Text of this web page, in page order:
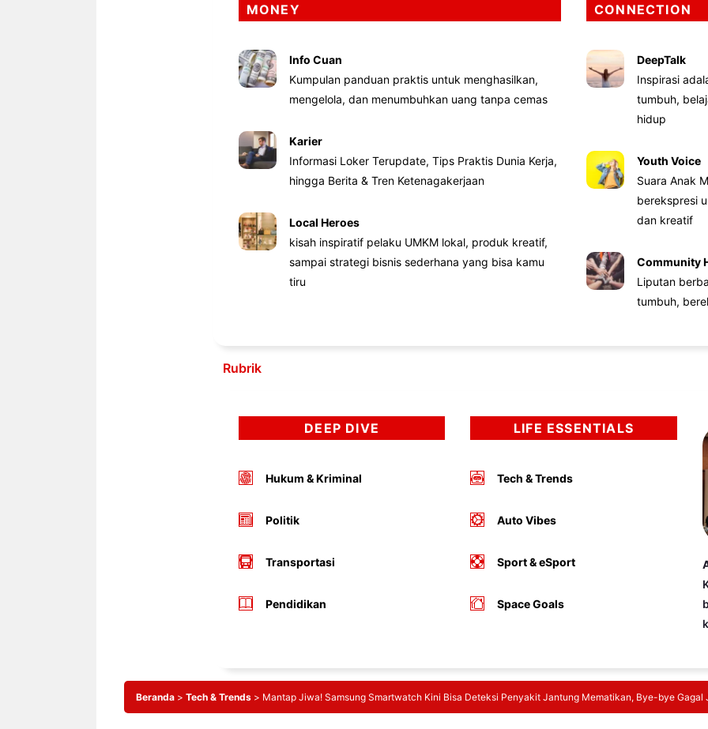
MONEY
Info Cuan
Kumpulan panduan praktis untuk menghasilkan,
mengelola, dan menumbuhkan uang tanpa cemas
Karier
Informasi Loker Terupdate, Tips Praktis Dunia Kerja,
hingga Berita & Tren Ketenagakerjaan
Local Heroes
kisah inspiratif pelaku UMKM lokal, produk kreatif,
sampai strategi bisnis sederhana yang bisa kamu
tiru
CONNECTION
DeepTalk
Inspirasi
tumbuh,
hidup
Youth Voice
Suara Anak
berekspresi
dan kreatif
Community
Liputan
tumbuh,
Rubrik
DEEP DIVE
Hukum & Kriminal
Politik
Transportasi
Pendidikan
LIFE ESSENTIALS
Tech & Trends
Auto Vibes
Sport & eSport
Space Goals
Beranda > Tech & Trends > Mantap Jiwa! Samsung Smartwatch Kini Bisa Deteksi Penyakit Jantung Mematikan, Bye-bye Gagal